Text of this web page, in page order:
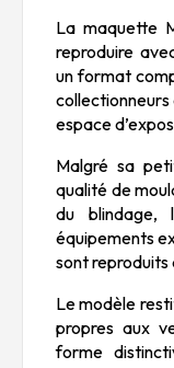
La maquette
reproduire
un format
collectionneurs
espace
Malgré sa
qualité de
du blindage,
équipements
sont reproduits
Le modèle
propres aux
forme